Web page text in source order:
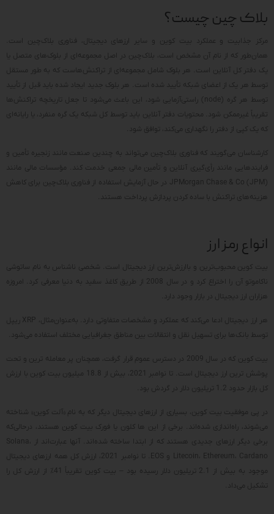
بلاک‌ چین چیست؟
مرکز جذابیت و عملکرد بیت کوین و سایر ارزهای دیجیتال، فناوری بلاک‌چین است.
همان‌طور که از نام آن مشخص است، بلاک‌چین در اصل مجموعه‌ای از بلوک‌های متصل یا
یک دفتر کل آنلاین است. هر بلوک شامل مجموعه‌ای از تراکنش‌هاست که به طور مستقل
توسط هر یک از اعضای شبکه تأیید شده است. هر بلوک جدید ایجاد شده باید قبل از تأیید
توسط هر گره (node) راستی‌آزمایی شود، این باعث می‌شود تا جعل تاریخچه تراکنش‌ها
تقریباً غیرممکن شود. محتویات دفتر آنلاین باید توسط کل شبکه یک گره منفرد، یا رایانه‌ای
که یک کپی از دفتر را نگهداری می‌کند، توافق شود.
کارشناسان می‌گویند که فناوری بلاک‌چین می‌تواند به چندین صنعت مانند زنجیره تأمین و
فرایندهایی مانند رأی‌گیری آنلاین و تأمین مالی جمعی خدمت کند. مؤسسات مالی مانند
JPMorgan Chase & Co (JPM) در حال آزمایش استفاده از فناوری بلاک‌چین برای کاهش
هزینه‌های تراکنش با ساده کردن پردازش پرداخت هستند.
انواع رمز ارز
بیت کوین محبوب‌ترین و باارزش‌ترین ارز دیجیتال است. شخصی ناشناس به نام ساتوشی
ناکاموتو آن را اختراع کرد و در سال 2008 از طریق کاغذ سفید به دنیا معرفی کرد. امروزه
هزاران ارز دیجیتال در بازار وجود دارد.
هر ارز دیجیتال ادعا می‌کند که عملکرد و مشخصات متفاوتی دارد. به‌عنوان‌مثال، XRP ریپل
توسط بانک‌ها برای تسهیل نقل و انتقالات بین مناطق جغرافیایی مختلف استفاده می‌شود.
بیت کوین که در سال 2009 در دسترس عموم قرار گرفت، همچنان پر معامله ترین و تحت
پوشش ترین ارز دیجیتال است. تا نوامبر 2021، بیش از 18.8 میلیون بیت کوین با ارزش
کل بازار حدود 1.2 تریلیون دلار در گردش بود.
در پی موفقیت بیت کوین، بسیاری از ارزهای دیجیتال دیگر که به نام «آلت کوین» شناخته
می‌شوند، راه‌اندازی شده‌اند. برخی از این ها کلون یا فورک بیت کوین هستند، درحالی‌که
برخی دیگر ارزهای جدیدی هستند که از ابتدا ساخته شده‌اند. آنها عبارت‌اند از Solana،
Litecoin، Ethereum، Cardano و EOS. تا نوامبر 2021، ارزش کل همه ارزهای دیجیتال
موجود به بیش از 2.1 تریلیون دلار رسیده بود – بیت کوین تقریباً 41٪ از ارزش کل را
تشکیل می‌داد.